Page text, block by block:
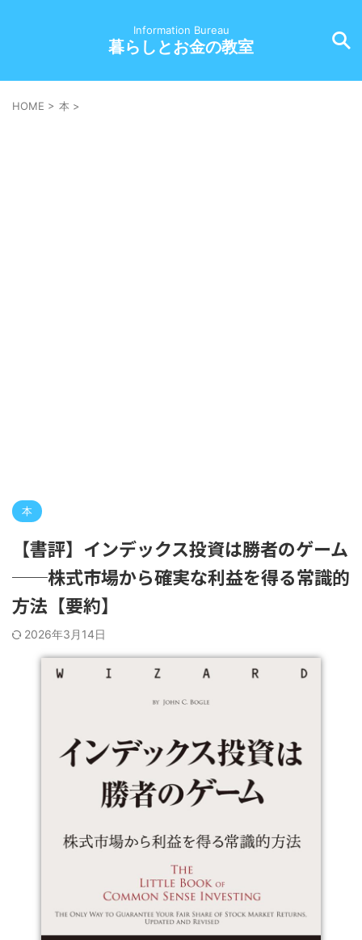
Information Bureau
暮らしとお金の教室
HOME > 本 >
本
【書評】インデックス投資は勝者のゲーム
──株式市場から確実な利益を得る常識的
方法【要約】
2026年3月14日